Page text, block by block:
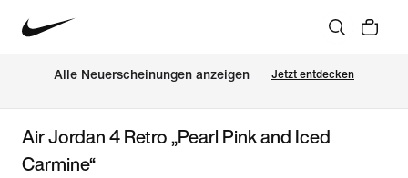
Alle Neuerscheinungen anzeigen Jetzt entdecken
Air Jordan 4 Retro „Pearl Pink and Iced
Carmine“